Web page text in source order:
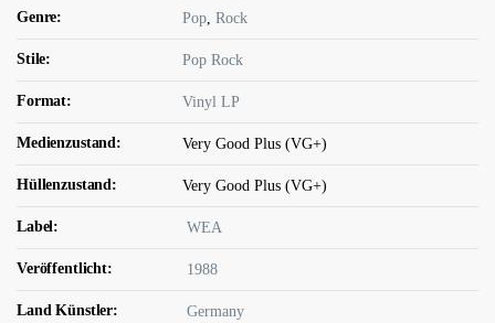
Genre: Pop, Rock
Stile: Pop Rock
Format: Vinyl LP
Medienzustand: Very Good Plus (VG+)
Hüllenzustand: Very Good Plus (VG+)
Label: WEA
Veröffentlicht: 1988
Land Künstler: Germany